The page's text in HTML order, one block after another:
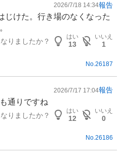
2026/7/18 14:34報告
じけた。行き場のなくなった
りましたか？
はい
13
いいえ
1
No. 26187
2026/7/17 17:04報告
通りですね
りましたか？
はい
12
いいえ
0
No.26186